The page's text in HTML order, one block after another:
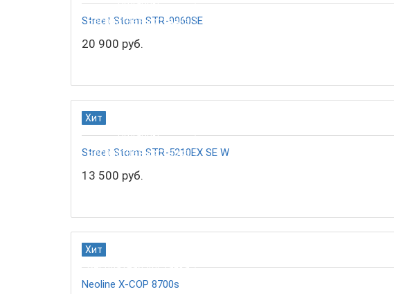
Подарок!
Бесплатная доставка
Street Storm STR-9960SE
20 900 руб.
Хит
Подарок!
Бесплатная доставка
Street Storm STR-5210EX SE W
13 500 руб.
Хит
Бесплатная доставка
Neoline X-COP 8700s